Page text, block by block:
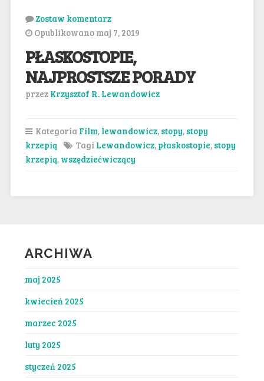
Zostaw komentarz
Opublikowano maj 7, 2019
PŁASKOSTOPIE,
NAJPROSTSZE PORADY
przez Krzysztof R. Lewandowicz
Kategoria Film, lewandowicz, stopy, stopy
krzepią
Tagi Lewandowicz, płaskostopie, stopy
krzepią, wszędziećwiczący
ARCHIWA
maj 2025
kwiecień 2025
marzec 2025
luty 2025
styczeń 2025